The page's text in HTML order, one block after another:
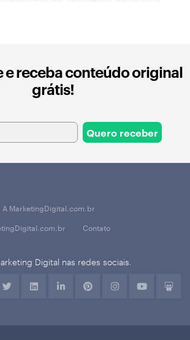
e receba conteúdo original
grátis!
A MarketingDigital.com.br
Contato
Digital nas redes sociais.